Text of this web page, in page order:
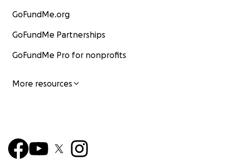
GoFundMe.org
GoFundMe Partnerships
GoFundMe Pro for nonprofits
More resources